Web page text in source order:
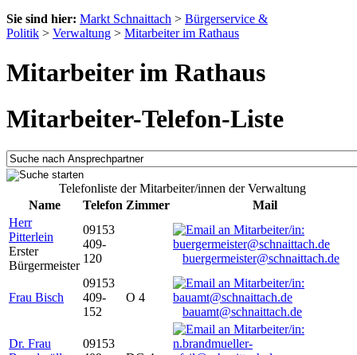
Sie sind hier: Markt Schnaittach > Bürgerservice &
Politik > Verwaltung > Mitarbeiter im Rathaus
Mitarbeiter im Rathaus
Mitarbeiter-Telefon-Liste
Telefonliste der Mitarbeiter/innen der Verwaltung
Name
Telefon Zimmer
Mail
Herr
Pitterlein
Erster
Bürgermeister
09153
409-
120
buergermeister@schnaittach.de
Frau Bisch
09153
409-
152
O 4
bauamt@schnaittach.de
Dr. Frau
09153